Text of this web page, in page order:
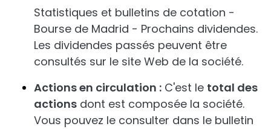
Statistiques et bulletins de cotation -
Bourse de Madrid - Prochains dividendes.
Les dividendes passés peuvent être
consultés sur le site Web de la société.
Actions en circulation : C'est le total des
actions dont est composée la société.
Vous pouvez le consulter dans le bulletin